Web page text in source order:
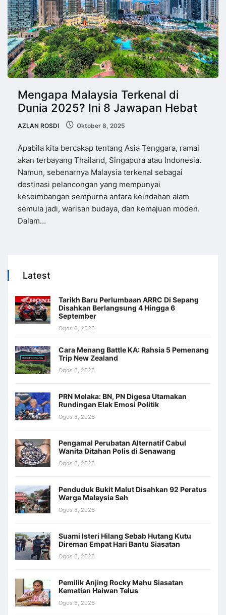
Mengapa Malaysia Terkenal di
Dunia 2025? Ini 8 Jawapan Hebat
AZLAN ROSDI Oktober 8, 2025
Apabila kita bercakap tentang Asia Tenggara, ramai
akan terbayang Thailand, Singapura atau Indonesia.
Namun, sebenarnya Malaysia terkenal sebagai
destinasi pelancongan yang mempunyai
keseimbangan sempurna antara keindahan alam
semula jadi, warisan budaya, dan kemajuan moden.
Dalam…
Latest
Tarikh Baru Perlumbaan ARRC Di Sepang
Disahkan Berlangsung 4 Hingga 6
September
Ogos 6, 2026
Cara Menang Battle KA: Rahsia 5 Pemenang
Trip New Zealand
Ogos 6, 2026
PRN Melaka: BN, PN Digesa Utamakan
Rundingan Elak Emosi Politik
Ogos 6, 2026
Pengamal Perubatan Alternatif Cabul
Wanita Ditahan Polis di Senawang
Ogos 6, 2026
Penduduk Bukit Malut Disahkan 92 Peratus
Warga Malaysia Sah
Ogos 6, 2026
Suami Isteri Hilang Sebab Hutang Kutu
Direman Empat Hari Bantu Siasatan
Ogos 6, 2026
Pemilik Anjing Rocky Mahu Siasatan
Kematian Haiwan Telus
Ogos 5, 2026